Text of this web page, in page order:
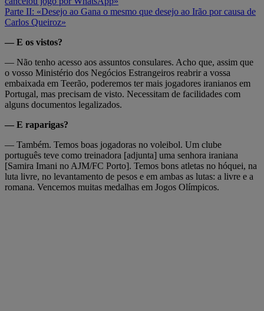
Parte II: «Desejo ao Gana o mesmo que desejo ao Irão por causa de
Carlos Queiroz»
— E os vistos?
— Não tenho acesso aos assuntos consulares. Acho que, assim que
o vosso Ministério dos Negócios Estrangeiros reabrir a vossa
embaixada em Teerão, poderemos ter mais jogadores iranianos em
Portugal, mas precisam de visto. Necessitam de facilidades com
alguns documentos legalizados.
— E raparigas?
— Também. Temos boas jogadoras no voleibol. Um clube
português teve como treinadora [adjunta] uma senhora iraniana
[Samira Imani no AJM/FC Porto]. Temos bons atletas no hóquei, na
luta livre, no levantamento de pesos e em ambas as lutas: a livre e a
romana. Vencemos muitas medalhas em Jogos Olímpicos.